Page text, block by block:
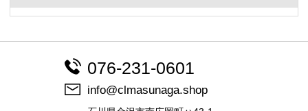
076-231-0601
info@clmasunaga.shop